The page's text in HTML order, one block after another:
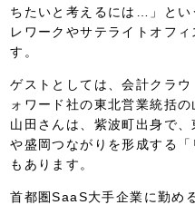
ちたいと考えるには…」とい
レワークやサテライトオフ
す。
ゲストとしては、会計クラ
ォワード社の東北営業統括
山田さんは、紫波町出身で
や盛岡つながりを形成する
もあります。
首都圏SaaS大手企業に勤め